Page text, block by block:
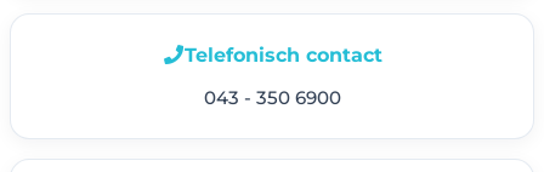
Telefonisch contact
043 - 350 6900